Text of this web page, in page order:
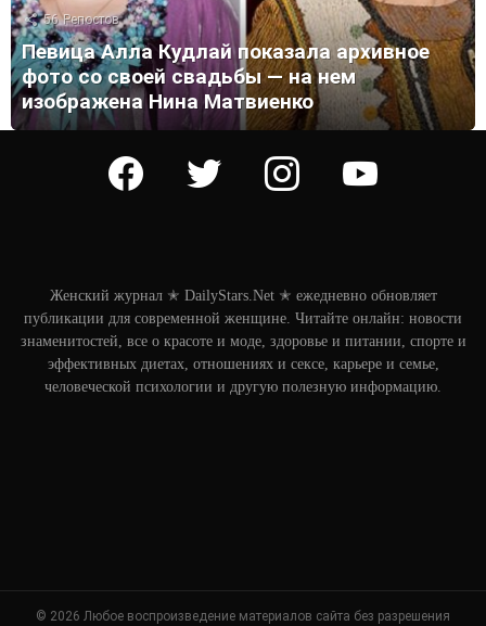
56 Репостов
Певица Алла Кудлай показала архивное
фото со своей свадьбы — на нем
изображена Нина Матвиенко
facebook twitter instagram youtube
Женский журнал ✭ DailyStars.Net ✭ ежедневно обновляет
публикации для современной женщине. Читайте онлайн: новости
знаменитостей, все о красоте и моде, здоровье и питании, спорте и
эффективных диетах, отношениях и сексе, карьере и семье,
человеческой психологии и другую полезную информацию.
© 2026 Любое воспроизведение материалов сайта без разрешения